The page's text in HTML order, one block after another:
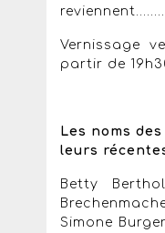
Vernissage
partir de
Les noms
leurs
Betty
Simone